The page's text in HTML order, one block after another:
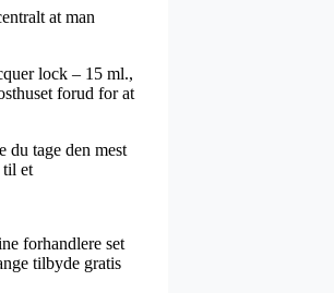
at man
lock – 15 ml.,
forud for at
du tage den mest
til et
forhandlere set
tilbyde gratis